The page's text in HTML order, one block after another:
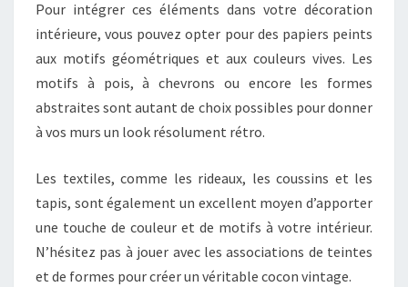
Pour intégrer ces éléments dans votre décoration
intérieure, vous pouvez opter pour des papiers peints
aux motifs géométriques et aux couleurs vives. Les
motifs à pois, à chevrons ou encore les formes
abstraites sont autant de choix possibles pour donner
à vos murs un look résolument rétro.
Les textiles, comme les rideaux, les coussins et les
tapis, sont également un excellent moyen d’apporter
une touche de couleur et de motifs à votre intérieur.
N’hésitez pas à jouer avec les associations de teintes
et de formes pour créer un véritable cocon vintage.